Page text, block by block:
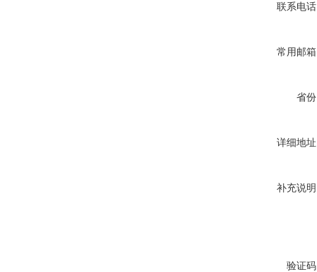
联系电
常用邮
省
详细地
补充说
验证